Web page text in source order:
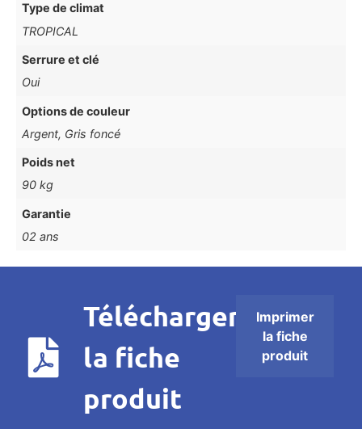
Type de climat
TROPICAL
Serrure et clé
Oui
Options de couleur
Argent, Gris foncé
Poids net
90 kg
Garantie
02 ans
Télécharger
la fiche
produit
Imprimer
la fiche
produit